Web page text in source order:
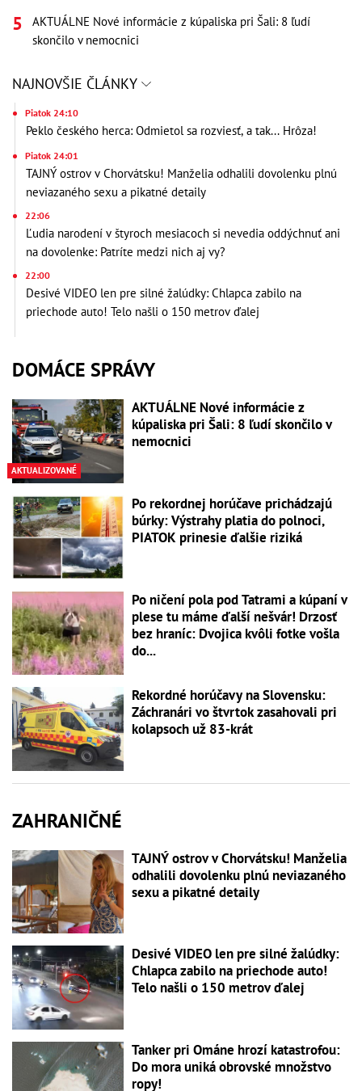
AKTUÁLNE Nové informácie z kúpaliska pri Šali: 8 ľudí
skončilo v nemocnici
NAJNOVŠIE ČLÁNKY
Piatok 24:10
Peklo českého herca: Odmietol sa rozviesť, a tak... Hrôza!
Piatok 24:01
TAJNÝ ostrov v Chorvátsku! Manželia odhalili dovolenku plnú
neviazaného sexu a pikatné detaily
22:06
Ľudia narodení v štyroch mesiacoch si nevedia oddýchnuť ani
na dovolenke: Patríte medzi nich aj vy?
22:00
Desivé VIDEO len pre silné žalúdky: Chlapca zabilo na
priechode auto! Telo našli o 150 metrov ďalej
DOMÁCE SPRÁVY
AKTUALIZOVANÉ
AKTUÁLNE Nové informácie z
kúpaliska pri Šali: 8 ľudí skončilo v
nemocnici
Po rekordnej horúčave prichádzajú
búrky: Výstrahy platia do polnoci,
PIATOK prinesie ďalšie riziká
Po ničení pola pod Tatrami a kúpaní v
plese tu máme ďalší nešvár! Drzosť
bez hraníc: Dvojica kvôli fotke vošla
do...
Rekordné horúčavy na Slovensku:
Záchranári vo štvrtok zasahovali pri
kolapsoch už 83-krát
ZAHRANIČNÉ
TAJNÝ ostrov v Chorvátsku! Manželia
odhalili dovolenku plnú neviazaného
sexu a pikatné detaily
Desivé VIDEO len pre silné žalúdky:
Chlapca zabilo na priechode auto!
Telo našli o 150 metrov ďalej
Tanker pri Ománe hrozí katastrofou:
Do mora uniká obrovské množstvo
ropy!